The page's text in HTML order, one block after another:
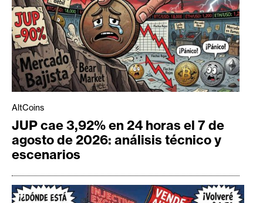
AltCoins
JUP cae 3,92% en 24 horas el 7 de
agosto de 2026: análisis técnico y
escenarios